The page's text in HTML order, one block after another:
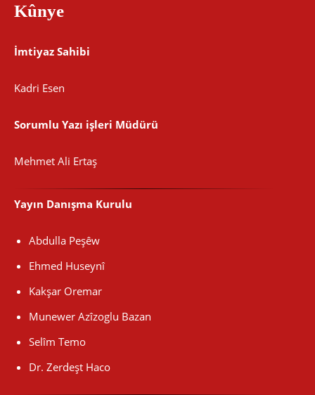
Kûnye
İmtiyaz Sahibi
Kadri Esen
Sorumlu Yazı işleri Müdürü
Mehmet Ali Ertaş
Yayın Danışma Kurulu
Abdulla Peşêw
Ehmed Huseynî
Kakşar Oremar
Munewer Azîzoglu Bazan
Selîm Temo
Dr. Zerdeşt Haco